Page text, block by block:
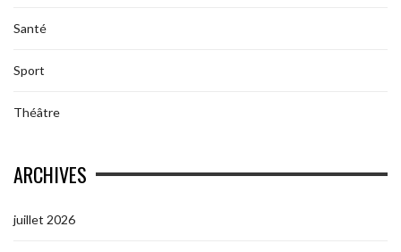
Santé
Sport
Théâtre
ARCHIVES
juillet 2026